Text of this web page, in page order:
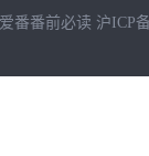
番番前必读 沪ICP